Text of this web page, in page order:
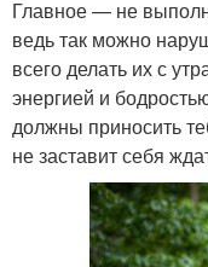
Главное — не
ведь так можно
всего делать их с
энергией и
должны приносить
не заставит себя